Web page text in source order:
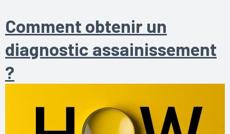
Comment obtenir un
diagnostic assainissement
?